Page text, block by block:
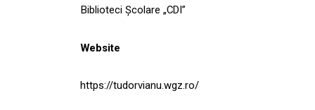
Biblioteci Școlare „CDI”
Website
https://tudorvianu.wgz.ro/